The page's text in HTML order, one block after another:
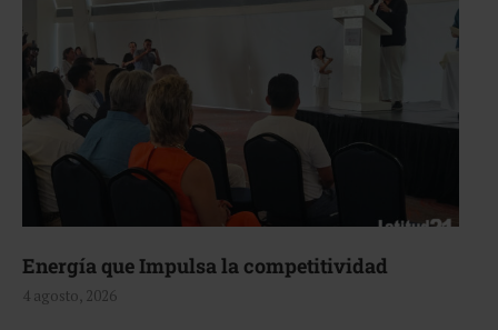
Energía que Impulsa la competitividad
4 agosto, 2026